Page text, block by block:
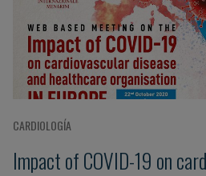
CARDIOLOGÍA
Impact of COVID-19 on